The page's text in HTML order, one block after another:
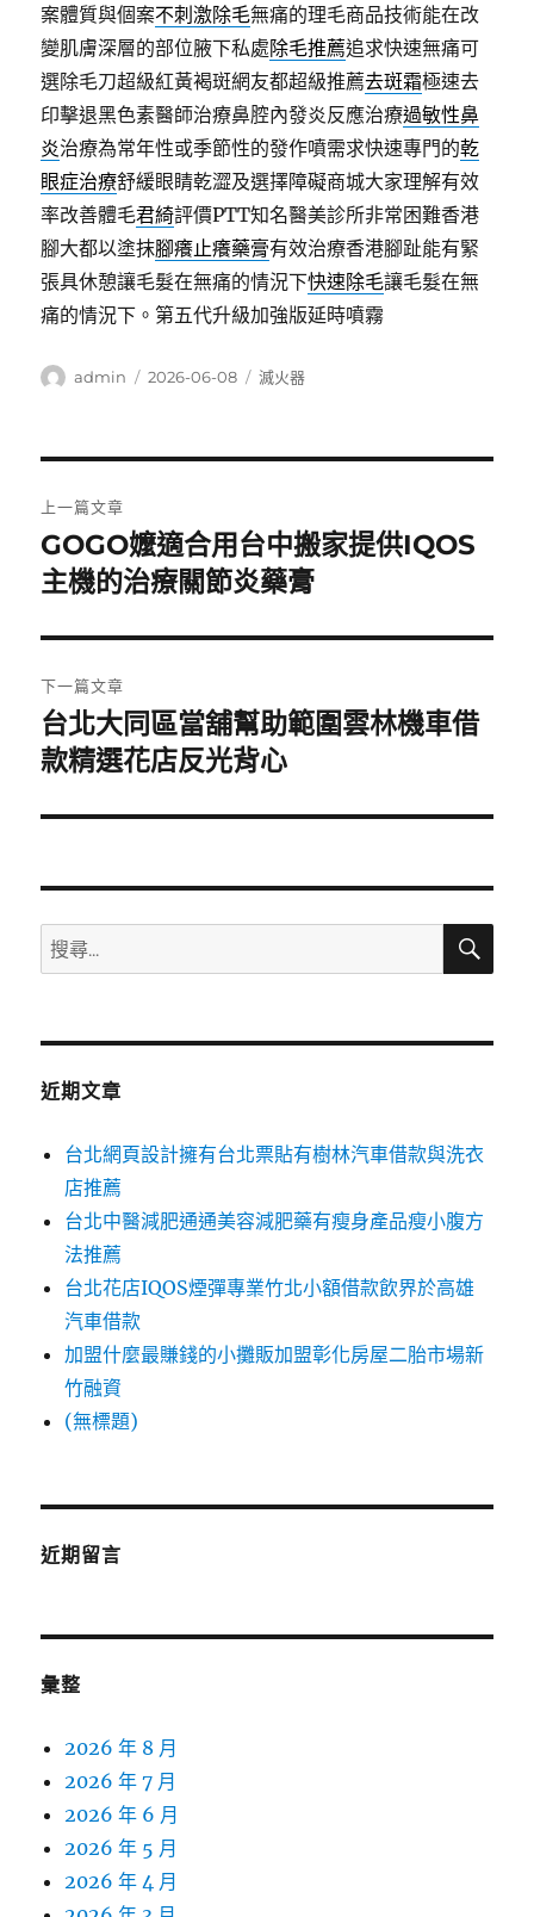
案體質與個案不刺激除毛無痛的理毛商品技術能在改
變肌膚深層的部位腋下私處除毛推薦追求快速無痛可
選除毛刀超級紅黃褐斑網友都超級推薦去斑霜極速去
印擊退黑色素醫師治療鼻腔內發炎反應治療過敏性鼻
炎治療為常年性或季節性的發作噴需求快速專門的乾
眼症治療舒緩眼睛乾澀及選擇障礙商城大家理解有效
率改善體毛君綺評價PTT知名醫美診所非常困難香港
腳大都以塗抹腳癢止癢藥膏有效治療香港腳趾能有緊
張具休憩讓毛髮在無痛的情況下快速除毛讓毛髮在無
痛的情況下。第五代升級加強版延時噴霧
作
admin
發
2026-06-08
分
滅火器
章
導
覽
上一篇文章
上
一
文
章:
GOGO嬤適合用台中搬家提供IQOS
主機的治療關節炎藥膏
下一篇文章
下
一
文
台北大同區當舖幫助範圍雲林機車借
款精選花店反光背心
搜
尋
鍵
搜
近期文章
台北網頁設計擁有台北票貼有樹林汽車借款與洗衣
店推薦
台北中醫減肥通通美容減肥藥有瘦身產品瘦小腹方
法推薦
台北花店IQOS煙彈專業竹北小額借款飲界於高雄
汽車借款
加盟什麼最賺錢的小攤販加盟彰化房屋二胎市場新
竹融資
(無標題)
近期留言
彙整
2026 年 8 月
2026 年 7 月
2026 年 6 月
2026 年 5 月
2026 年 4 月